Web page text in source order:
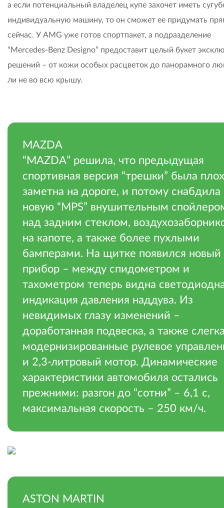
а если потенциальный владелец купе захочет иметь
индивидуальную машину, то он сможет ее придумать
сейчас. У AMG уже готов спортпакет, а подразделение
“Mercedes-Benz Designo” предоставит целый букет
решений – от кожи особых расцветок до панорамного
ли не во всю крышу.
MAZDA
“MAZDA” решила, что предыдущая
спортивная версия “трешки” была
заметна на дороге, и потому снабдила
новую “MPS” внушительным
над задним стеклом,
на капоте, а также более пухлыми
бамперами. На щитке появился новый
прибор – между спидометром и
тахометром теперь видна
индикация давления наддува. Из
невидимых глазу изменений –
доработанная подвеска, а также
модернизированные рулевое
и 2,3-литровый мотор. Динамические
характеристики автомобиля остались
прежними: разгон до “сотни” – 6,1 с,
максимальная скорость – 250 км/ч.
ASTON MARTIN